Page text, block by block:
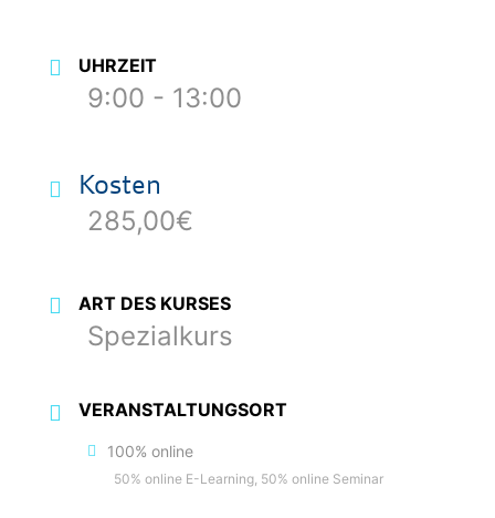
UHRZEIT
9:00 - 13:00
Kosten
285,00€
ART DES KURSES
Spezialkurs
VERANSTALTUNGSORT
100% online
50% online E-Learning, 50% online Seminar